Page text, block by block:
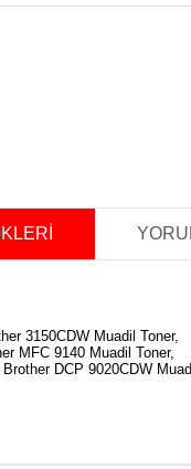
3150CDW Muadil Toner,
MFC 9140 Muadil Toner,
DCP 9020CDW